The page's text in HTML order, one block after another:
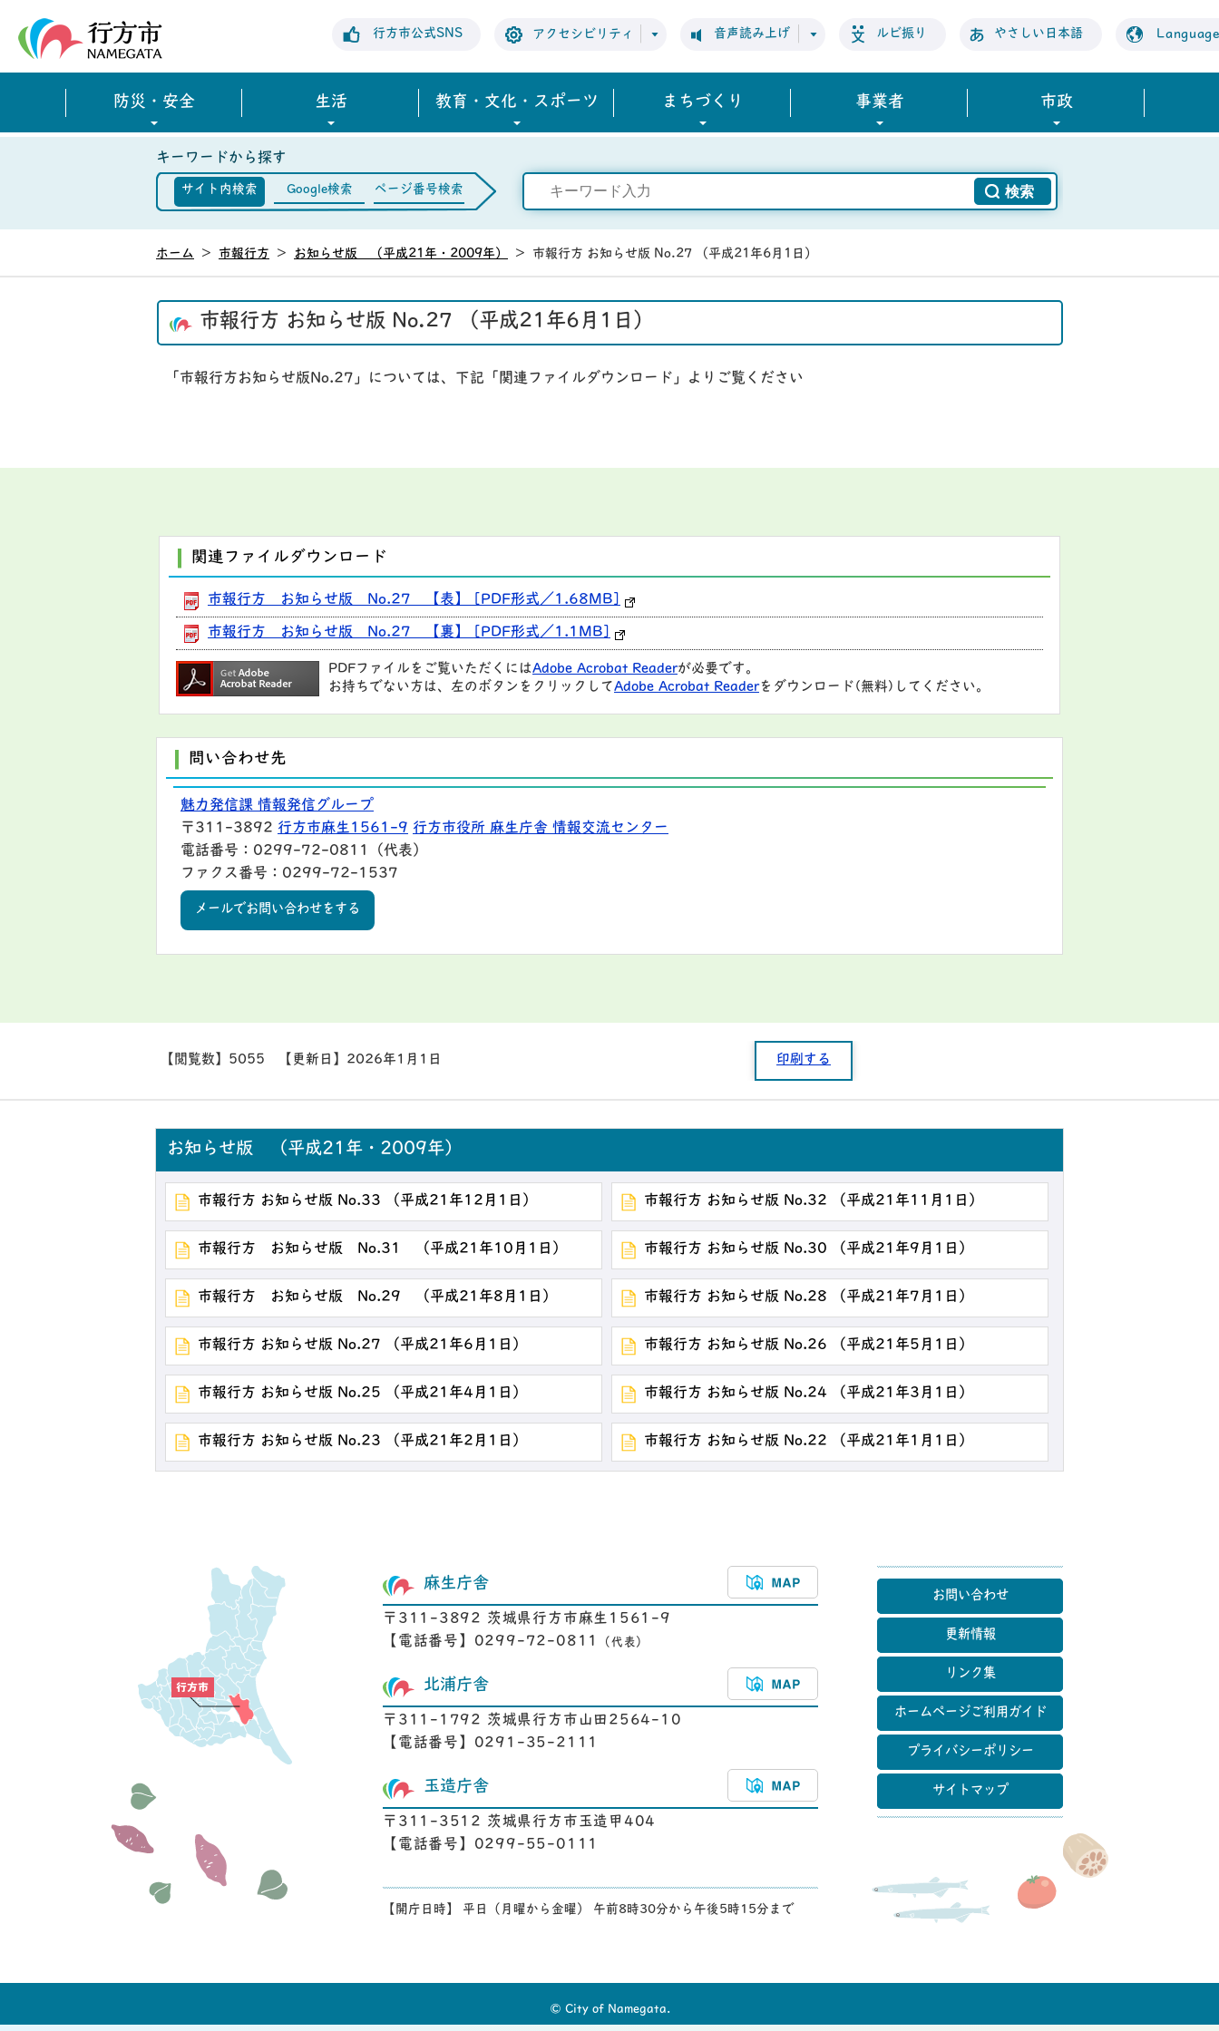
行方市公式SNS アクセシビリティ 音声読み上げ ルビ振り やさしい日本語 Language
防災・安全 生活 教育・文化・スポーツ まちづくり 事業者 市政
キーワードから探す
サイト内検索 Google検索 ページ番号検索
ホーム > 市報行方 > お知らせ版 （平成21年・2009年） > 市報行方 お知らせ版 No.27 （平成21年6月1日）
市報行方 お知らせ版 No.27 （平成21年6月1日）
「市報行方お知らせ版No.27」については、下記「関連ファイルダウンロード」よりご覧ください
関連ファイルダウンロード
市報行方 お知らせ版 No.27 【表】 [PDF形式／1.68MB]
市報行方 お知らせ版 No.27 【裏】 [PDF形式／1.1MB]
PDFファイルをご覧いただくにはAdobe Acrobat Readerが必要です。
お持ちでない方は、左のボタンをクリックして Adobe Acrobat Readerをダウンロード(無料)してください。
問い合わせ先
魅力発信課 情報発信グループ
〒311-3892 行方市麻生1561-9 行方市役所 麻生庁舎 情報交流センター
電話番号：0299-72-0811（代表）
ファクス番号：0299-72-1537
メールでお問い合わせをする
【閲覧数】 5055 【更新日】 2026年1月1日 印刷する
お知らせ版 （平成21年・2009年）
市報行方 お知らせ版 No.33 （平成21年12月1日） 市報行方 お知らせ版 No.32 （平成21年11月1日）
市報行方 お知らせ版 No.31 （平成21年10月1日） 市報行方 お知らせ版 No.30 （平成21年9月1日）
市報行方 お知らせ版 No.29 （平成21年8月1日） 市報行方 お知らせ版 No.28 （平成21年7月1日）
市報行方 お知らせ版 No.27 （平成21年6月1日） 市報行方 お知らせ版 No.26 （平成21年5月1日）
市報行方 お知らせ版 No.25 （平成21年4月1日） 市報行方 お知らせ版 No.24 （平成21年3月1日）
市報行方 お知らせ版 No.23 （平成21年2月1日） 市報行方 お知らせ版 No.22 （平成21年1月1日）
麻生庁舎
〒311-3892 茨城県行方市麻生1561-9
【電話番号】0299-72-0811
（代表）
マップ
北浦庁舎
〒311-1792 茨城県行方市山田2564-10
【電話番号】0291-35-2111
玉造庁舎
〒311-3512 茨城県行方市玉造甲404
【電話番号】0299-55-0111
【開庁日時】 平日（月曜から金曜） 午前8時30分から午後5時15分まで
お問い合わせ
更新情報
リンク集
ホームページご利用ガイド
プライバシーポリシー
サイトマップ
© City of Namegata.